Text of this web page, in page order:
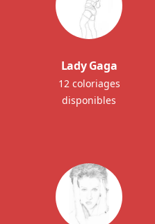
Lady Gaga
12 coloriages
disponibles